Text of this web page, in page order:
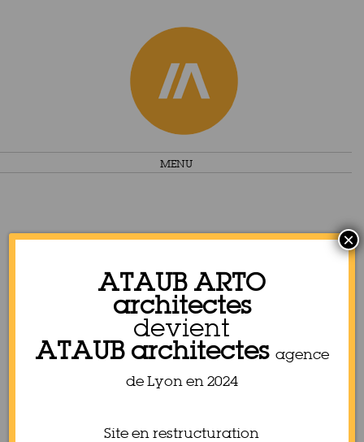
to
MENU
ATAUB ARTO
architectes
devient
ATAUB architectes agence
de Lyon en 2024
Site en restructuration
×